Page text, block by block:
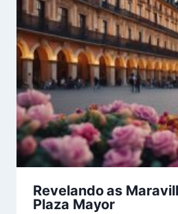
Revelando as
Plaza Mayor